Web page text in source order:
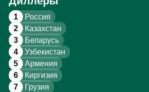
1 Россия
2 Казахстан
3 Беларусь
4 Узбекистан
5 Армения
6 Киргизия
7 Грузия